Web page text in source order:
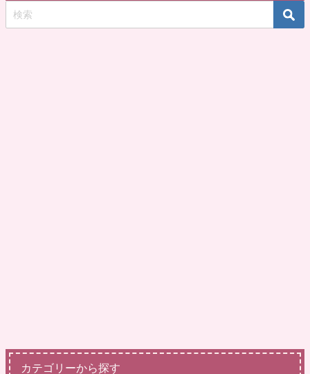
カテゴリーから探す